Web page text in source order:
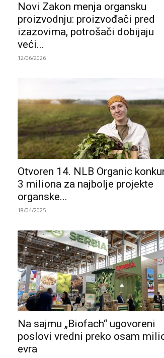
Novi Zakon menja organsku
proizvodnju: proizvođači pred
izazovima, potrošači dobijaju
veći...
12/06/2026
Otvoren 14. NLB Organic
3 miliona za najbolje projekte
organske...
18/04/2025
Na sajmu „Biofach“ ugovoreni
poslovi vredni preko osam
evra